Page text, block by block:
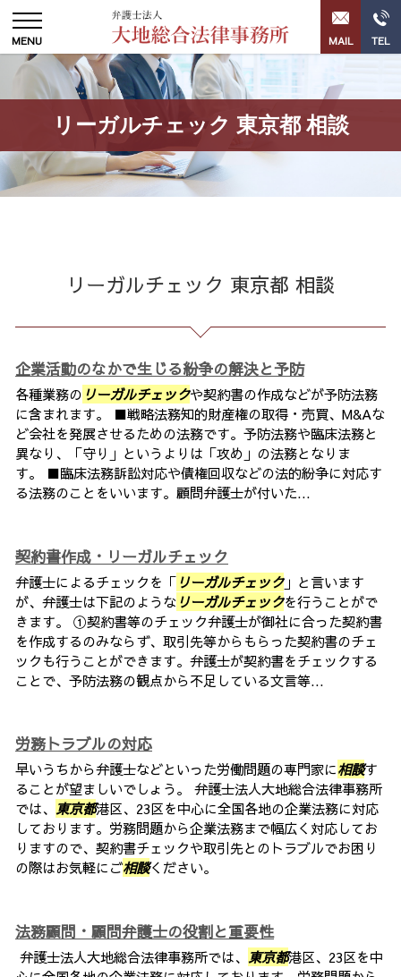
リーガルチェック 東京都 相談
リーガルチェック 東京都 相談
企業活動のなかで生じる紛争の解決と予防
各種業務の リーガルチェックや契約書の作成などが予防法務
に含まれます。 ■戦略法務知的財産権の取得・売買、M&Aな
ど会社を発展させるための法務です。予防法務や臨床法務と
異なり、「守り」というよりは「攻め」の法務となりま
す。 ■臨床法務訴訟対応や債権回収などの法的紛争に対応す
る法務のことをいいます。顧問弁護士が付いた...
契約書作成・リーガルチェック
弁護士によるチェックを「リーガルチェック」と言います
が、弁護士は下記のようなリーガルチェックを行うことがで
きます。 ①契約書等のチェック弁護士が御社に合った契約書
を作成するのみならず、取引先等からもらった契約書のチェ
ックも行うことができます。弁護士が契約書をチェックする
ことで、予防法務の観点から不足している文言等...
労務トラブルの対応
早いうちから弁護士などといった労働問題の専門家に相談す
ることが望ましいでしょう。 弁護士法人大地総合法律事務所
では、 東京都港区、23区を中心に全国各地の企業法務に対応
しております。労務問題から企業法務まで幅広く対応してお
りますので、契約書チェックや取引先とのトラブルでお困り
の際はお気軽にご相談ください。
法務顧問・顧問弁護士の役割と重要性
弁護士法人大地総合法律事務所では、 東京都港区、23区を中